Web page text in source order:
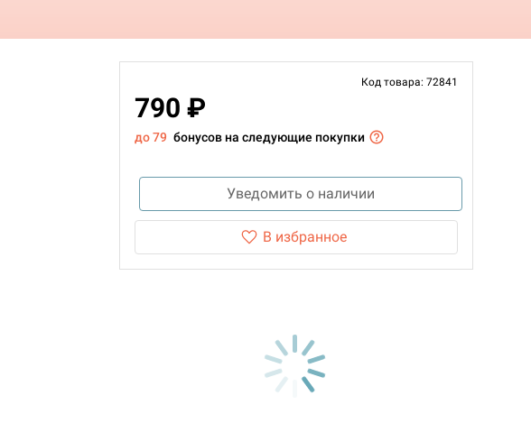
Код товара: 72841
790 ₽
до 79 бонусов на следующие покупки
Уведомить о наличии
В избранное